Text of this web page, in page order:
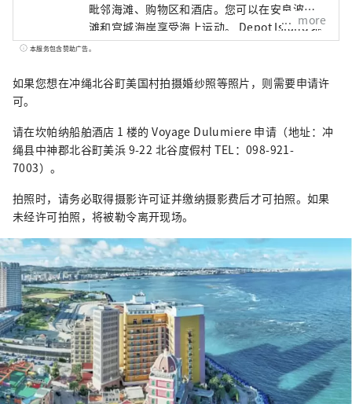
毗邻海滩、购物区和酒店。您可以在安良波海
滩和宫城海岸享受海上运动。 Depot Island 地
区到处都是色彩缤纷的建筑和适合拍照的景
海边长廊木板路上设有可以免费休息的桌椅，
国、意大利、墨西哥、法国、日本料理。
more
本服务包含赞助广告。
如果您想在冲绳北谷町美国村拍摄婚纱照等照片，则需要申请许
可。
请在坎帕纳船舶酒店 1 楼的 Voyage Dulumiere 申请（地址：冲
绳县中神郡北谷町美浜 9-22 北谷度假村 TEL：098-921-
7003）。
拍照时，请务必取得摄影许可证并缴纳摄影费后才可拍照。如果
未经许可拍照，将被勒令离开现场。